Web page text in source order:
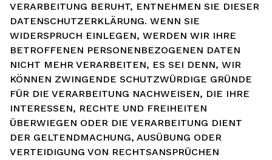
VERARBEITUNG BERUHT, ENTNEHMEN SIE DIESER
DATENSCHUTZERKLÄRUNG. WENN SIE
WIDERSPRUCH EINLEGEN, WERDEN WIR IHRE
BETROFFENEN PERSONENBEZOGENEN DATEN
NICHT MEHR VERARBEITEN, ES SEI DENN, WIR
KÖNNEN ZWINGENDE SCHUTZWÜRDIGE GRÜNDE
FÜR DIE VERARBEITUNG NACHWEISEN, DIE IHRE
INTERESSEN, RECHTE UND FREIHEITEN
ÜBERWIEGEN ODER DIE VERARBEITUNG DIENT
DER GELTENDMACHUNG, AUSÜBUNG ODER
VERTEIDIGUNG VON RECHTSANSPRÜCHEN